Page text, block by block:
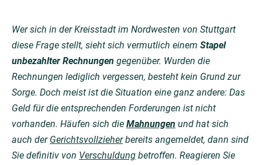
Wer sich in der Kreisstadt im Nordwesten von Stuttgart
diese Frage stellt, sieht sich vermutlich einem Stapel
unbezahlter Rechnungen gegenüber. Wurden die
Rechnungen lediglich vergessen, besteht kein Grund zur
Sorge. Doch meist ist die Situation eine ganz andere: Das
Geld für die entsprechenden Forderungen ist nicht
vorhanden. Häufen sich die Mahnungen und hat sich
auch der Gerichtsvollzieherbereits angemeldet, dann sind
Sie definitiv von Verschuldung betroffen. Reagieren Sie